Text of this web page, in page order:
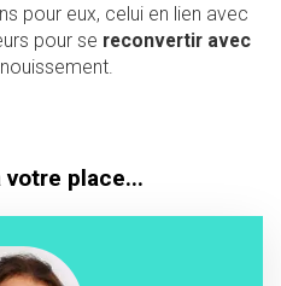
pour eux, celui en lien avec
pour se reconvertir avec
place...